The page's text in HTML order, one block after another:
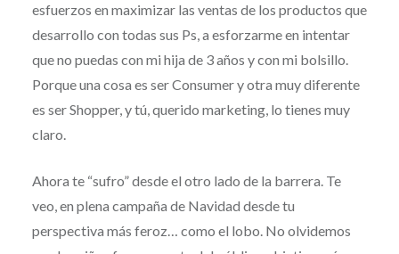
esfuerzos en maximizar las ventas de los productos que
desarrollo con todas sus Ps, a esforzarme en intentar
que no puedas con mi hija de 3 años y con mi bolsillo.
Porque una cosa es ser Consumer y otra muy diferente
es ser Shopper, y tú, querido marketing, lo tienes muy
claro.
Ahora te “sufro” desde el otro lado de la barrera. Te
veo, en plena campaña de Navidad desde tu
perspectiva más feroz… como el lobo. No olvidemos